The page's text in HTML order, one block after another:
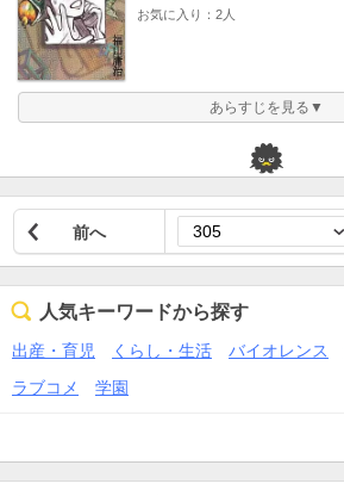
お気に入り：2人
あらすじを見る▼
前へ
人気キーワードから探す
出産・育児 くらし・生活 バイオレンス
ラブコメ
学園